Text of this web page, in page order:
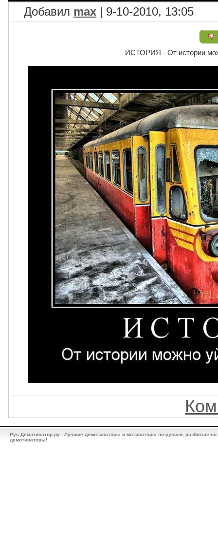
Добавил max | 9-10-2010, 13:05
ИСТОРИЯ - От истории
Рус Демотиватор.ру - Лучшие демотиваторы и мотиваторы по-русски, разбитые
демотиваторы!